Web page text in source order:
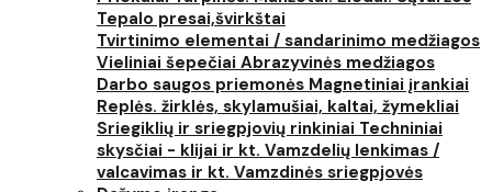
Tepalo presai,švirkštai
Tvirtinimo elementai / sandarinimo medžiagos
Vieliniai šepečiai Abrazyvinės medžiagos
Darbo saugos priemonės Magnetiniai įrankiai
Replės. žirklės, skylamušiai, kaltai, žymekliai
Sriegiklių ir sriegpjovių rinkiniai Techniniai
skysčiai - klijai ir kt. Vamzdelių lenkimas /
valcavimas ir kt. Vamzdinės sriegpjovės